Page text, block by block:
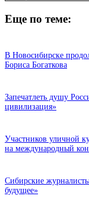
Еще по теме:
В Новосибирске
Бориса Богаткова
Запечатлеть душу
цивилизация»
Участников уличной
на международный
Сибирские
будущее»